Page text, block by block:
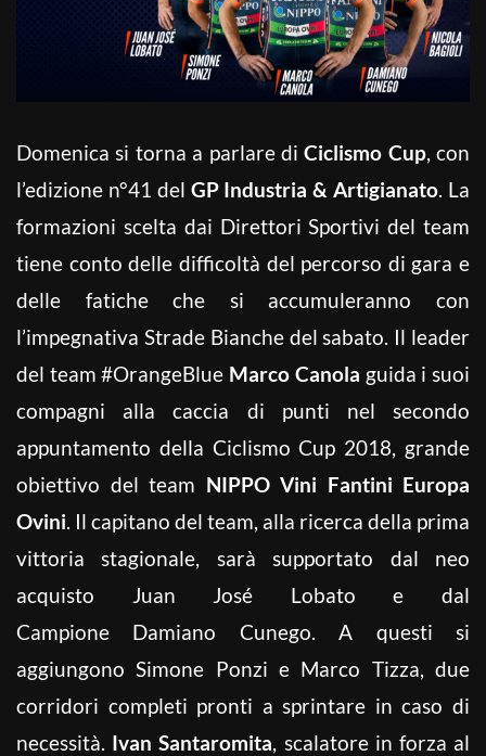
Domenica si torna a parlare diCiclismo Cup, con
l’edizione n°41 del GP Industria & Artigianato. La
formazioni scelta dai Direttori Sportivi del team
tiene conto delle difficoltà del percorso di gara e
delle fatiche che si accumuleranno con
l’impegnativa Strade Bianche del sabato. Il leader
del team #OrangeBlue Marco Canola guida i suoi
compagni alla caccia di punti nel secondo
appuntamento della Ciclismo Cup 2018, grande
obiettivo del team NIPPO Vini Fantini Europa
Ovini. Il capitano del team, alla ricerca della prima
vittoria stagionale, sarà supportato dal neo
acquisto Juan José Lobato e dal
Campione Damiano Cunego. A questi si
aggiungono Simone Ponzi e Marco Tizza, due
corridori completi pronti a sprintare in caso di
necessità. Ivan Santaromita, scalatore in forza al